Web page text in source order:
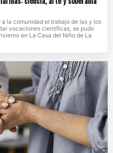
la comunidad el trabajo de las y los
vocaciones científicas, se pudo
en La Casa del Niño de La